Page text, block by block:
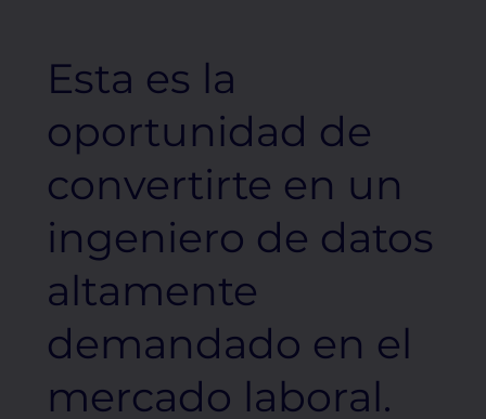
Esta es la
oportunidad de
convertirte en un
ingeniero de datos
altamente
demandado en el
mercado laboral.